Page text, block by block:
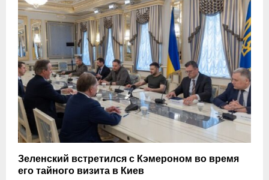
Зеленский встретился с Кэмероном во время
его тайного визита в Киев